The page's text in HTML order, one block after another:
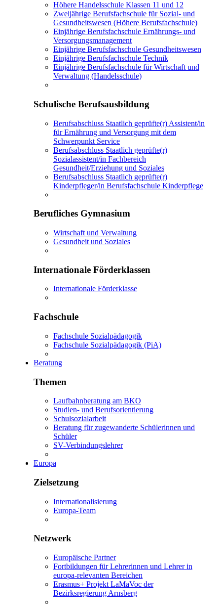
Höhere Handelsschule Klassen 11 und 12
Zweijährige Berufsfachschule für Sozial- und
Gesundheitswesen (Höhere Berufsfachschule)
Einjährige Berufsfachschule Ernährungs- und
Versorgungsmanagement
Einjährige Berufsfachschule Gesundheitswesen
Einjährige Berufsfachschule Technik
Einjährige Berufsfachschule für Wirtschaft und
Verwaltung (Handelsschule)
Schulische Berufsausbildung
Berufsabschluss Staatlich geprüfte(r) Assistent/in
für Ernährung und Versorgung mit dem
Schwerpunkt Service
Berufsabschluss Staatlich geprüfte(r)
Sozialassistent/in Fachbereich
Gesundheit/Erziehung und Soziales
Berufsabschluss Staatlich geprüfte(r)
Kinderpfleger/in Berufsfachschule Kinderpflege
Berufliches Gymnasium
Wirtschaft und Verwaltung
Gesundheit und Soziales
Internationale Förderklassen
Internationale Förderklasse
Fachschule
Fachschule Sozialpädagogik
Fachschule Sozialpädagogik (PiA)
Beratung
Themen
Laufbahnberatung am BKO
Studien- und Berufsorientierung
Schulsozialarbeit
Beratung für zugewanderte Schülerinnen und
Schüler
SV-Verbindungslehrer
Europa
Zielsetzung
Internationalisierung
Europa-Team
Netzwerk
Europäische Partner
Fortbildungen für Lehrerinnen und Lehrer in
europa-relevanten Bereichen
Erasmus+ Projekt LaMaVoc der
Bezirksregierung Arnsberg